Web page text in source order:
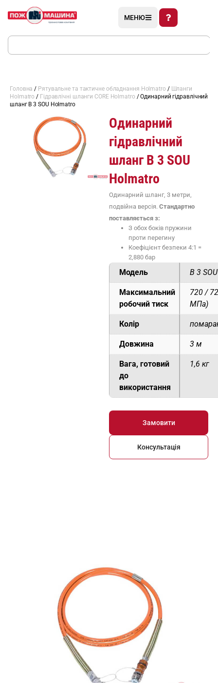
МЕНЮ
Головна / Рятувальне та тактичне обладнання Holmatro / Шланги
Holmatro / Гідравлічні шланги CORE Holmatro / Одинарний гідравлічний
шланг В 3 SOU Holmatro
Одинарний
гідравлічний
шланг В 3 SOU
Holmatro
Одинарний шланг, 3 метри,
подвійна версія. Стандартно
поставляється з:
З обох боків пружини
проти перегину
Коефіцієнт безпеки 4:1 =
2,880 бар
Модель B 3 SOU
Максимальний
робочий тиск
720 /
МПа)
Колір
Довжина 3 м
Вага, готовий
до
використання
1,6 кг
Замовити
Консультація